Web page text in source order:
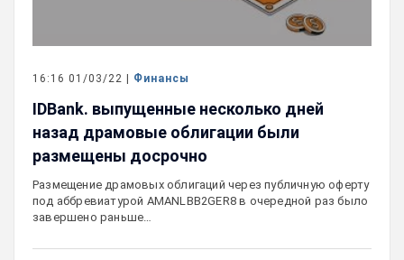
16:16 01/03/22 | Финансы
IDBank. выпущенные несколько дней
назад драмовые облигации были
размещены досрочно
Размещение драмовых облигаций через публичную оферту
под аббревиатурой AMANLBB2GER8 в очередной раз было
завершено раньше…